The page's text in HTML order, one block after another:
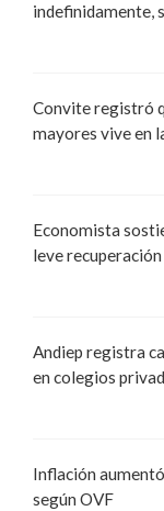
indefinidamente,
Convite registró
mayores vive en
Economista
leve recuperación
Andiep registra
en colegios
Inflación
según OVF